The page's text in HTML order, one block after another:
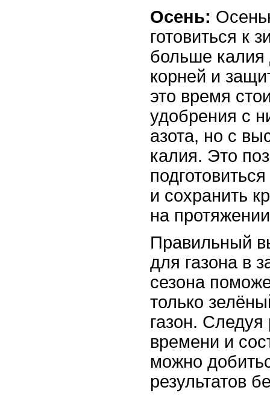
Осень:
готовиться к
больше калия
корней и
это время
удобрения с
азота, но с
калия. Это
и сохранить
на
Правильный
для газона в
сезона
только
газон.
времени и
можно
результатов